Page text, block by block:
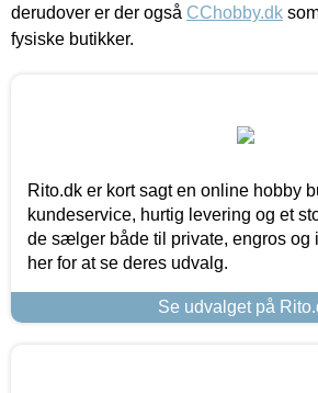
derudover er der også CChobby.dk
fysiske butikker.
Rito.dk er kort sagt en online hobby
kundeservice, hurtig levering og et
de sælger både til private, engros og
her for at se deres udvalg.
Se udvalget på